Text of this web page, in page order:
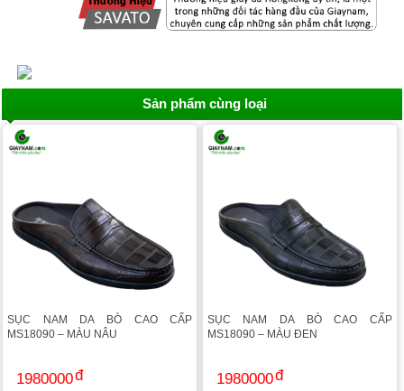
Sản phẩm cùng loại
SỤC NAM DA BÒ CAO CẤP
MS18090 – MÀU NÂU
1980000
SỤC NAM DA BÒ CAO CẤP
MS18090 – MÀU ĐEN
1980000